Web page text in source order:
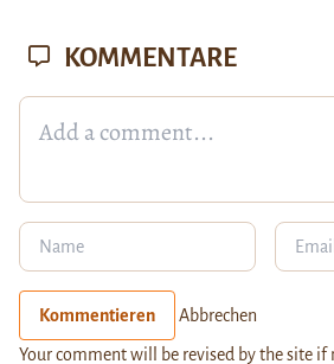
KOMMENTARE
Kommentieren Abbrechen
Your comment will be revised by the site if